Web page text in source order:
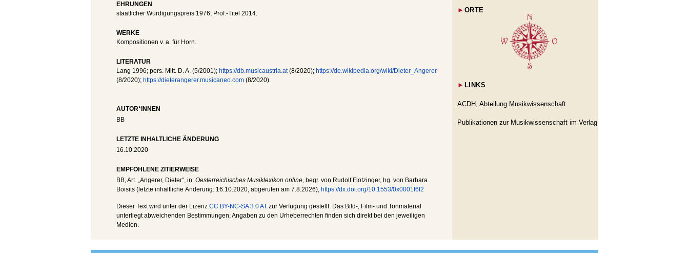
EHRUNGEN
staatlicher Würdigungspreis 1976; Prof.-Titel 2014.
WERKE
Kompositionen v. a. für Horn.
LITERATUR
Lang 1996; pers. Mitt. D. A. (5/2001); https://db.musicaustria.at(8/2020); https://de.wikipedia.org/wiki/Dieter_Angerer
(8/2020); https://dieterangerer.musicaneo.com (8/2020).
AUTOR*INNEN
BB
LETZTE INHALTLICHE ÄNDERUNG
16.10.2020
EMPFOHLENE ZITIERWEISE
BB, Art. „Angerer, Dieter“, in: Oesterreichisches Musiklexikon online, begr. von Rudolf Flotzinger, hg. von Barbara
Boisits (letzte inhaltliche Änderung: 16.10.2020, abgerufen am 7.8.2026), https://dx.doi.org/10.1553/0x0001f6f2
Dieser Text wird unter der Lizenz CC BY-NC-SA 3.0 AT zur Verfügung gestellt. Das Bild-, Film- und Tonmaterial
unterliegt abweichenden Bestimmungen; Angaben zu den Urheberrechten finden sich direkt bei den jeweiligen
Medien.
► ORTE
► LINKS
ACDH, Abteilung Musikwissenschaft
Publikationen zur Musikwissenschaft im Verlag